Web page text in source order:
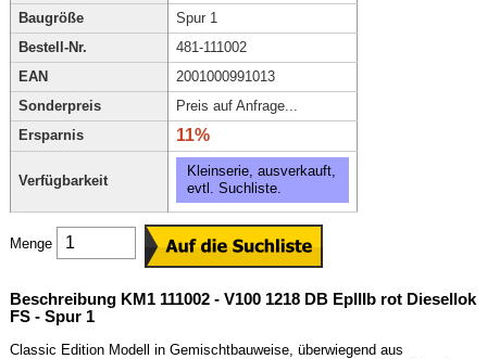
Baugröße
Spur 1
Bestell-Nr.
481-111002
EAN
2001000991013
Sonderpreis
Preis auf Anfrage...
Ersparnis
11%
Verfügbarkeit
Kleinserie, ausverkauft,
evtl. Suchliste.
Menge
Beschreibung KM1 111002 - V100 1218 DB EpIIIb rot Diesellok
FS - Spur 1
Classic Edition Modell in Gemischtbauweise, überwiegend aus